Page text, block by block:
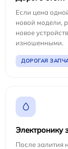
Если цена
новой модели,
новое
изношенными.
ДОРОГАЯ
Электронику
После залития